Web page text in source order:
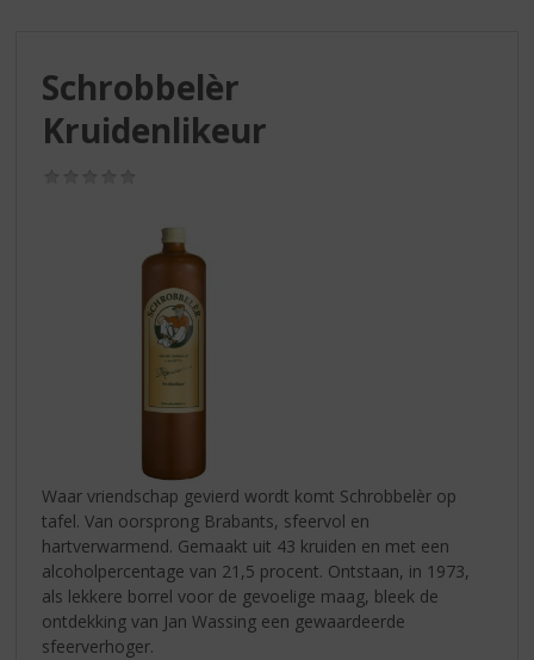
Schrobbelèr
Kruidenlikeur
Waar vriendschap gevierd wordt komt Schrobbelèr op
tafel. Van oorsprong Brabants, sfeervol en
hartverwarmend. Gemaakt uit 43 kruiden en met een
alcoholpercentage van 21,5 procent. Ontstaan, in 1973,
als lekkere borrel voor de gevoelige maag, bleek de
ontdekking van Jan Wassing een gewaardeerde
sfeerverhoger.